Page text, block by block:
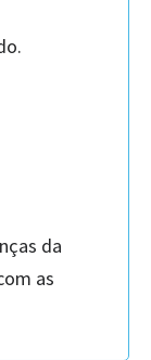
da
as